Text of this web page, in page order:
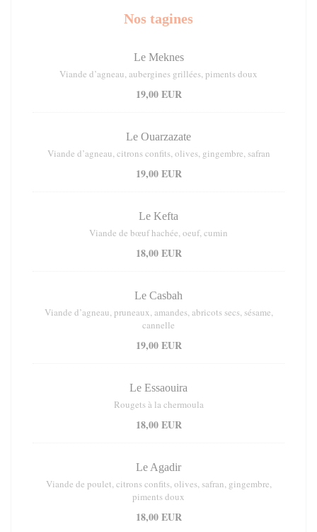
Nos tagines
Le Meknes
Viande d’agneau, aubergines grillées, piments doux
19,00 EUR
Le Ouarzazate
Viande d’agneau, citrons confits, olives, gingembre, safran
19,00 EUR
Le Kefta
Viande de bœuf hachée, oeuf, cumin
18,00 EUR
Le Casbah
Viande d’agneau, pruneaux, amandes, abricots secs, sésame,
cannelle
19,00 EUR
Le Essaouira
Rougets à la chermoula
18,00 EUR
Le Agadir
Viande de poulet, citrons confits, olives, safran, gingembre,
piments doux
18,00 EUR